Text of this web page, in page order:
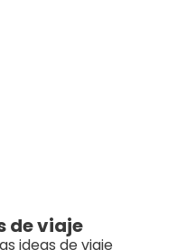
de viaje
ideas de viaje